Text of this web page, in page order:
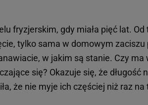
fryzjerskim, gdy miała pięć lat.
tylko sama w domowym
w jakim są stanie. Czy ma
się? Okazuje się, że długość
że nie myje ich częściej niż raz na